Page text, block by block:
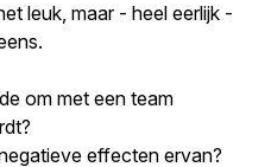
leuk, maar - heel eerlijk -
om met een team
effecten ervan?